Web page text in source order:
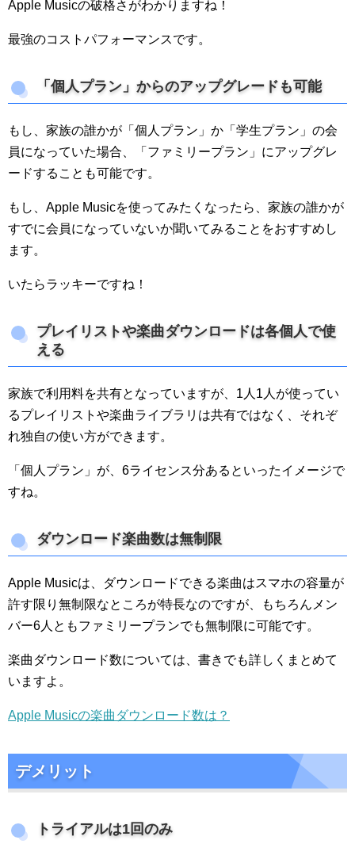
Apple Musicの破格さがわかりますね！
最強のコストパフォーマンスです。
「個人プラン」からのアップグレードも可能
もし、家族の誰かが「個人プラン」か「学生プラン」の会
員になっていた場合、「ファミリープラン」にアップグレ
ードすることも可能です。
もし、Apple Musicを使ってみたくなったら、家族の誰かが
すでに会員になっていないか聞いてみることをおすすめし
ます。
いたらラッキーですね！
プレイリストや楽曲ダウンロードは各個人で使
える
家族で利用料を共有となっていますが、1人1人が使ってい
るプレイリストや楽曲ライブラリは共有ではなく、それぞ
れ独自の使い方ができます。
「個人プラン」が、6ライセンス分あるといったイメージで
すね。
ダウンロード楽曲数は無制限
Apple Musicは、ダウンロードできる楽曲はスマホの容量が
許す限り無制限なところが特長なのですが、もちろんメン
バー6人ともファミリープランでも無制限に可能です。
楽曲ダウンロード数については、書きでも詳しくまとめて
いますよ。
Apple Musicの楽曲ダウンロード数は？
デメリット
トライアルは1回のみ